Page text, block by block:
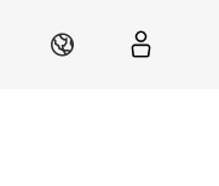
DE